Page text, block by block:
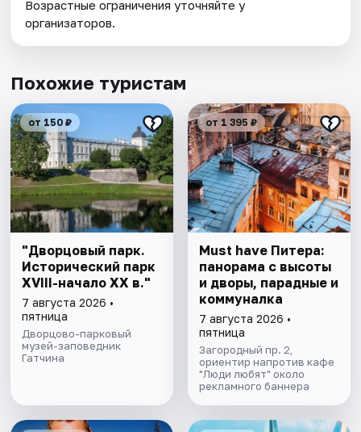
Возрастные ограничения уточняйте у
организаторов.
Похожие туристам
от 150 ₽
"Дворцовый парк.
Исторический парк
XVIII-начало XX в."
7 августа 2026 •
пятница
Дворцово-парковый
музей-заповедник
Гатчина
от 1 395 ₽
Must have Питера:
панорама с высоты
и дворы, парадные и
коммуналка
7 августа 2026 •
пятница
Загородный пр. 2,
ориентир напротив кафе
"Люди любят" около
рекламного баннера